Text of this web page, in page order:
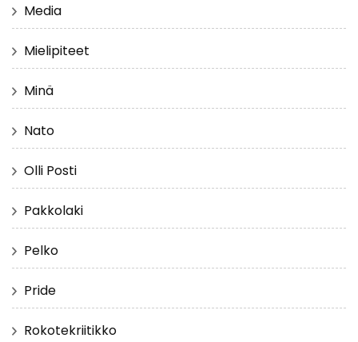
Media
Mielipiteet
Minä
Nato
Olli Posti
Pakkolaki
Pelko
Pride
Rokotekriitikko